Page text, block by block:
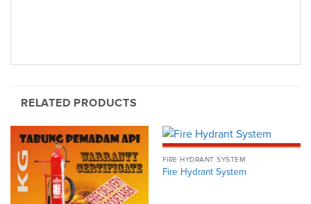
RELATED PRODUCTS
FIRE HYDRANT SYSTEM
Fire Hydrant System